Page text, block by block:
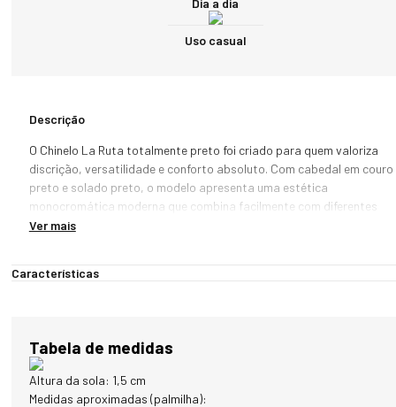
Uso casual
Descrição
O Chinelo La Ruta totalmente preto foi criado para quem valoriza
discrição, versatilidade e conforto absoluto. Com cabedal em couro
preto e solado preto, o modelo apresenta uma estética
monocromática moderna que combina facilmente com diferentes
estilos e ocasiões.
os melhores momentos do dia, o La Ruta transforma um item
sofisticado. A tonalidade totalmente preta reforça sua proposta
atemporal, tornando-o uma escolha prática para quem busca um
produto que combine com absolutamente tudo.
Ver mais
Características
Tabela de medidas
Altura da sola: 1,5 cm
Medidas aproximadas (palmilha):